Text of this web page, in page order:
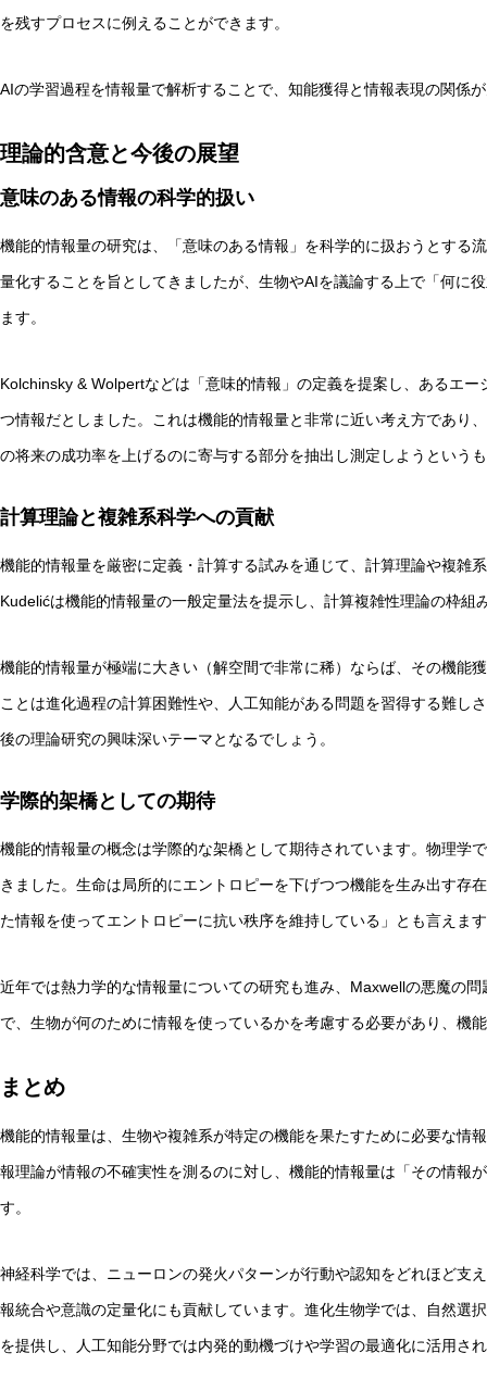
を残すプロセスに例えることができます。
AIの学習過程を情報量で解析することで、知能獲得と情報表現の関係
理論的含意と今後の展望
意味のある情報の科学的扱い
機能的情報量の研究は、「意味のある情報」を科学的に扱おうとする
量化することを旨としてきましたが、生物やAIを議論する上で「何に
ます。
Kolchinsky & Wolpertなどは「意味的情報」の定義を提案し、あるエ
つ情報だとしました。これは機能的情報量と非常に近い考え方であり
の将来の成功率を上げるのに寄与する部分を抽出し測定しようという
計算理論と複雑系科学への貢献
機能的情報量を厳密に定義・計算する試みを通じて、計算理論や複雑
Kudelićは機能的情報量の一般定量法を提示し、計算複雑性理論の枠組
機能的情報量が極端に大きい（解空間で非常に稀）ならば、その機能
ことは進化過程の計算困難性や、人工知能がある問題を習得する難し
後の理論研究の興味深いテーマとなるでしょう。
学際的架橋としての期待
機能的情報量の概念は学際的な架橋として期待されています。物理学
きました。生命は局所的にエントロピーを下げつつ機能を生み出す存
た情報を使ってエントロピーに抗い秩序を維持している」とも言えま
近年では熱力学的な情報量についての研究も進み、Maxwellの悪魔の
で、生物が何のために情報を使っているかを考慮する必要があり、機
まとめ
機能的情報量は、生物や複雑系が特定の機能を果たすために必要な情
報理論が情報の不確実性を測るのに対し、機能的情報量は「その情報
す。
神経科学では、ニューロンの発火パターンが行動や認知をどれほど支
報統合や意識の定量化にも貢献しています。進化生物学では、自然選
を提供し、人工知能分野では内発的動機づけや学習の最適化に活用さ